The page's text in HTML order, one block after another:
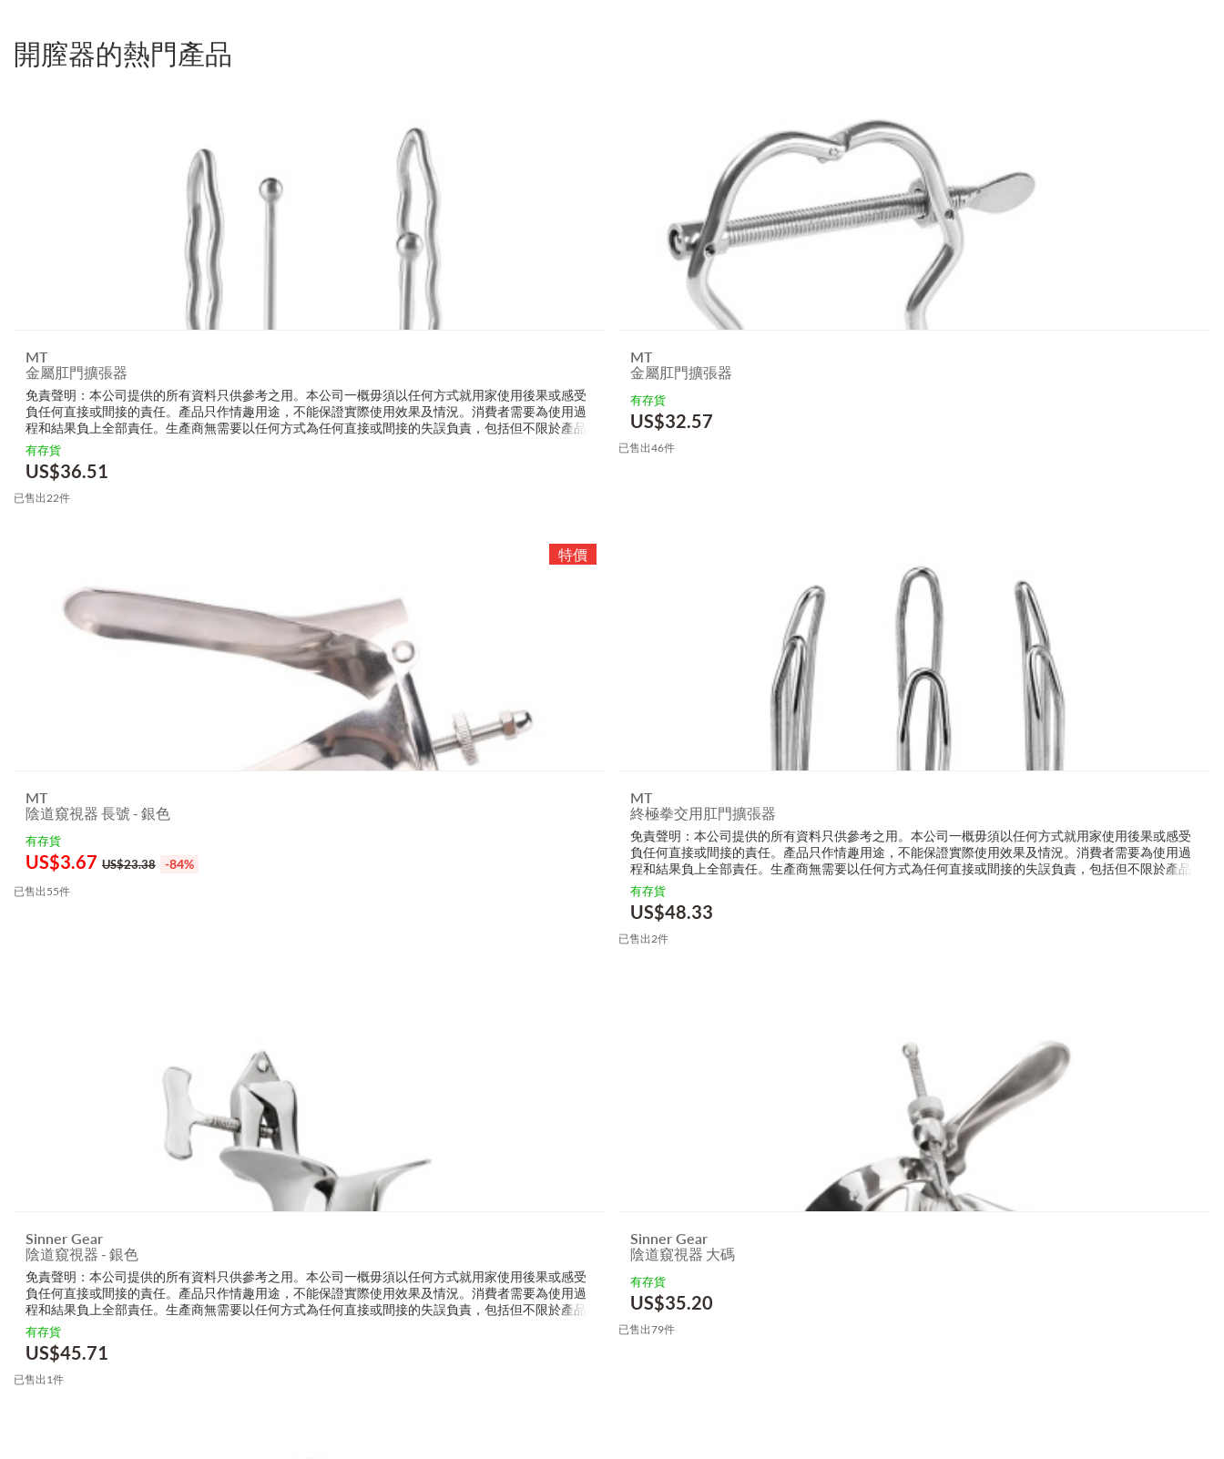
開膣器的熱門產品
MT
金屬肛門擴張器
免責聲明：本公司提供的所有資料只供參考之用。本公司一概毋須以任何方式就用家使用後果或感受
負任何直接或間接的責任。產品只作情趣用途，不能保證實際使用效果及情況。消費者需要為使用過
程和結果負上全部責任。生產商無需要以任何方式為任何直接或間接的失誤負責，包括但不限於產品
的損毀，受傷或者任何傷害。
有存貨
US$36.51
已售出22件
MT
金屬肛門擴張器
有存貨
US$32.57
已售出46件
MT
陰道窺視器 長號 - 銀色
有存貨
US$3.67 US$23.38 -84%
已售出55件
MT
終極拳交用肛門擴張器
免責聲明：本公司提供的所有資料只供參考之用。本公司一概毋須以任何方式就用家使用後果或感受
負任何直接或間接的責任。產品只作情趣用途，不能保證實際使用效果及情況。消費者需要為使用過
程和結果負上全部責任。生產商無需要以任何方式為任何直接或間接的失誤負責，包括但不限於產品
的損毀，受傷或者任何傷害。
有存貨
US$48.33
已售出2件
Sinner Gear
陰道窺視器 - 銀色
免責聲明：本公司提供的所有資料只供參考之用。本公司一概毋須以任何方式就用家使用後果或感受
負任何直接或間接的責任。產品只作情趣用途，不能保證實際使用效果及情況。消費者需要為使用過
程和結果負上全部責任。生產商無需要以任何方式為任何直接或間接的失誤負責，包括但不限於產品
的損毀，受傷或者任何傷害。
有存貨
US$45.71
已售出1件
Sinner Gear
陰道窺視器 大碼
有存貨
US$35.20
已售出79件